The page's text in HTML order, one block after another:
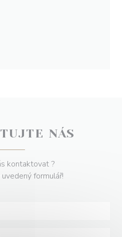
NÁS
kontaktovat ?
formulář!